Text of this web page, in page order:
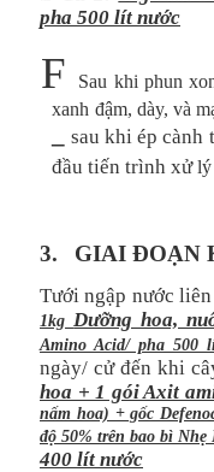
pha 500 lít nước
F
Sau khi phun
xanh đậm, dày, và
sau khi ép cành
đầu tiến trình xửlý
3. GIAI ĐOẠN
Tưới ngập nước
1kg Dưỡng hoa,
Amino Acid/ pha
ngày/ cử đến khi
hoa + 1 gói Axit
nấm hoa) + gốc
độ 50% trên bao bì Nhẹ
400 lít nước